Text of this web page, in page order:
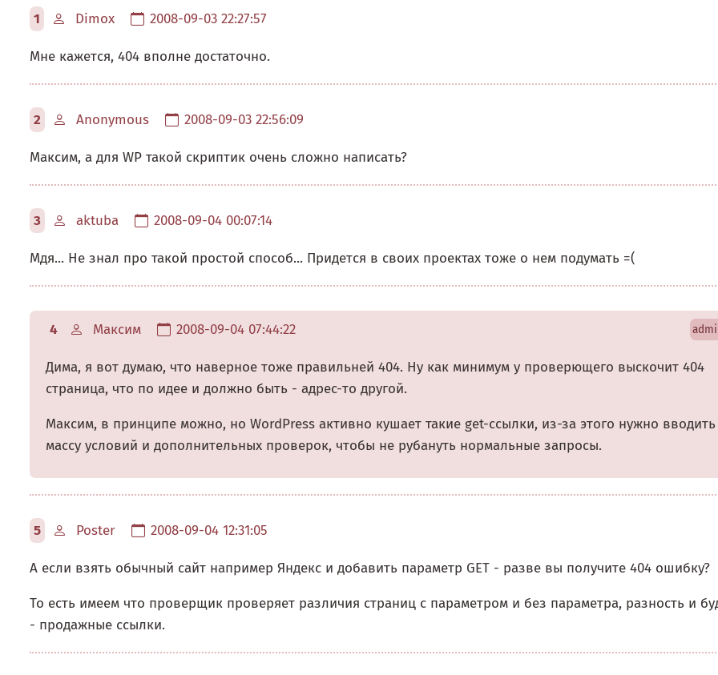
1 Dimox 2008-09-03 22:27:57
Мне кажется, 404 вполне достаточно.
2 Anonymous 2008-09-03 22:56:09
Максим, а для WP такой скриптик очень сложно написать?
3 aktuba 2008-09-04 00:07:14
Мдя... Не знал про такой простой способ... Придется в своих проектах тоже о нем подумать =(
4 Максим 2008-09-04 07:44:22
Дима, я вот думаю, что наверное тоже правильней 404. Ну как минимум у проверющего выскочит 404
страница, что по идее и должно быть - адрес-то другой.
Максим, в принципе можно, но WordPress активно кушает такие get-ссылки, из-за этого нужно вводить
массу условий и дополнительных проверок, чтобы не рубануть нормальные запросы.
5 Poster 2008-09-04 12:31:05
А если взять обычный сайт например Яндекс и добавить параметр GET - разве вы получите 404 ошибку?
То есть имеем что проверщик проверяет различия страниц с параметром и без параметра, разность и
- продажные ссылки.